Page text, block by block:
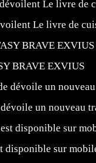
Le livre de
BRAVE EXVIUS
un nouveau
disponible sur